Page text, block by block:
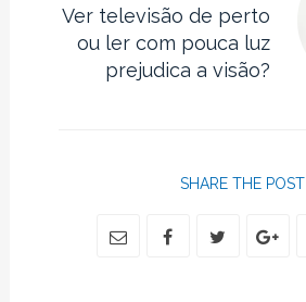
Ver televisão de perto
ou ler com pouca luz
prejudica a visão?
SHARE THE POST